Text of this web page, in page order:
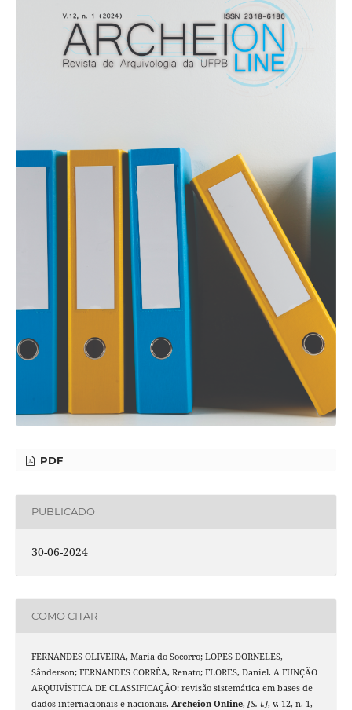
PDF
PUBLICADO
30-06-2024
COMO CITAR
FERNANDES OLIVEIRA, Maria do Socorro; LOPES DORNELES,
Sânderson; FERNANDES CORRÊA, Renato; FLORES, Daniel. A FUNÇÃO
ARQUIVÍSTICA DE CLASSIFICAÇÃO: revisão sistemática em bases de
dados internacionais e nacionais. Archeion Online, [S. l.], v. 12, n. 1,